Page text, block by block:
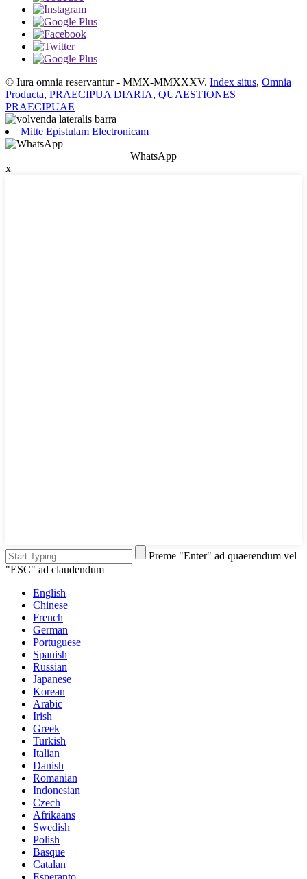
© Iura omnia reservantur - MMX-MMXXXV. Index situs, Omnia
Producta, PRAECIPUA DIARIA, QUAESTIONES
PRAECIPUAE
Mitte Epistulam Electronicam
WhatsApp
x
Preme "Enter" ad quaerendum vel
"ESC" ad claudendum
English
Chinese
French
German
Portuguese
Spanish
Russian
Japanese
Korean
Arabic
Irish
Greek
Turkish
Italian
Danish
Romanian
Indonesian
Czech
Afrikaans
Swedish
Polish
Basque
Catalan